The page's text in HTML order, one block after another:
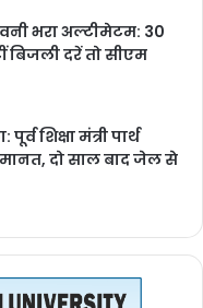
भरा अल्टीमेटम: 30
बिजली दरें तो सीएम
शिक्षा मंत्री पार्थ
दो साल बाद जेल से